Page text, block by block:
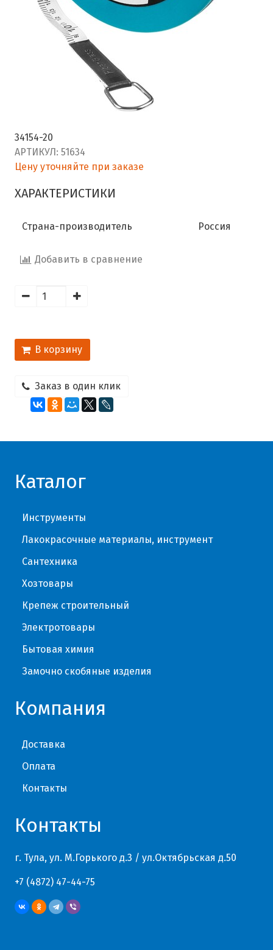
34154-20
АРТИКУЛ: 51634
Цену уточняйте при заказе
ХАРАКТЕРИСТИКИ
Страна-производитель Россия
Добавить в сравнение
В корзину
Заказ в один клик
Каталог
Инструменты
Лакокрасочные материалы, инструмент
Сантехника
Хозтовары
Крепеж строительный
Электротовары
Бытовая химия
Замочно скобяные изделия
Компания
Доставка
Оплата
Контакты
Контакты
г. Тула, ул. М.Горького д.3 / ул.Октябрьская д.50
+7 (4872) 47-44-75